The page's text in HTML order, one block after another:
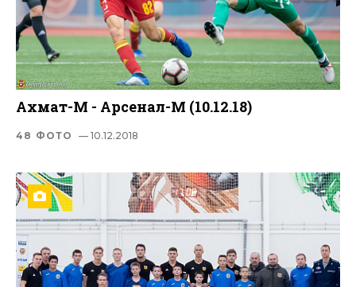
Ахмат-М - Арсенал-М (10.12.18)
48 ФОТО — 10.12.2018